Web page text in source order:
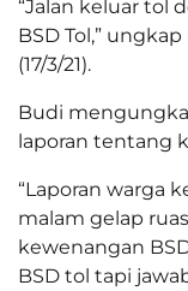
“Jalan keluar tol
BSD Tol,”
(17/3/21).
Budi
laporan tentang
“Laporan warga
malam gelap
kewenangan
BSD tol tapi